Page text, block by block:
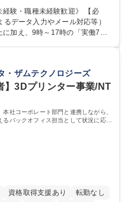
会員管理・データ
人情報のシステム登録・更新
認 【問い合わせ対応】 ・会員
験・職種未経験歓迎》 【必
データ入力やメール対応等）
・ザムテクノロジーズ
】3Dプリンター事業/NT
社コーポレート部門と連携しながら、
バックオフィス担当として状況に応じ
資格取得支援あり
転勤なし